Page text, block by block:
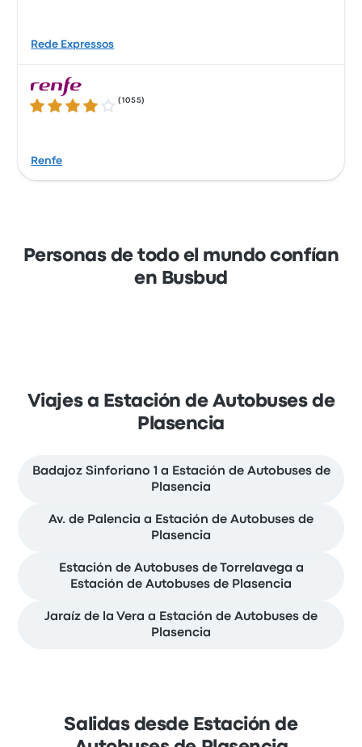
Rede Expressos
4.1 de 5 estrellas
(1055)
Renfe
Personas de todo el mundo confían
en Busbud
Viajes a Estación de Autobuses de
Plasencia
Badajoz Sinforiano 1 a Estación de Autobuses de
Plasencia
Av. de Palencia a Estación de Autobuses de
Plasencia
Estación de Autobuses de Torrelavega a
Estación de Autobuses de Plasencia
Jaraíz de la Vera a Estación de Autobuses de
Plasencia
Salidas desde Estación de